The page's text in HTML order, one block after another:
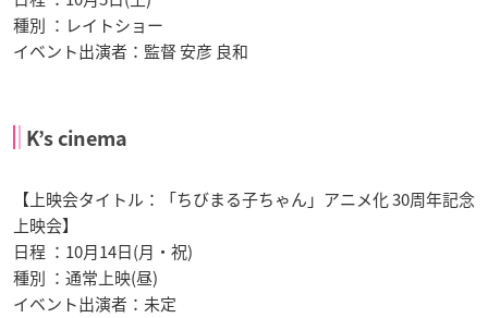
種別 ：レイトショー
イベント出演者：監督 安彦 良和
K’s cinema
【上映会タイトル：「ちびまる子ちゃん」アニメ化 30周年記念
上映会】
日程 ：10月14日(月・祝)
種別 ：通常上映(昼)
イベント出演者：未定